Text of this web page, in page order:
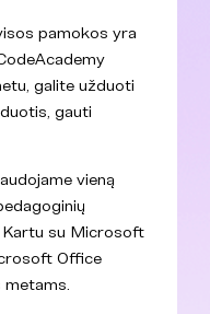
pamokos yra
galite užduoti
gauti
vieną
su Microsoft
Office
metams.